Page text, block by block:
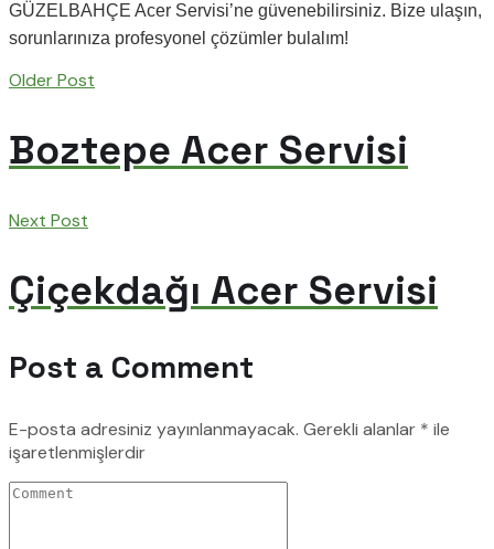
GÜZELBAHÇE Acer Servisi’ne güvenebilirsiniz. Bize ulaşın,
sorunlarınıza profesyonel çözümler bulalım!
Older Post
Boztepe Acer Servisi
Next Post
Çiçekdağı Acer Servisi
Post a Comment
E-posta adresiniz yayınlanmayacak. Gerekli alanlar * ile
işaretlenmişlerdir